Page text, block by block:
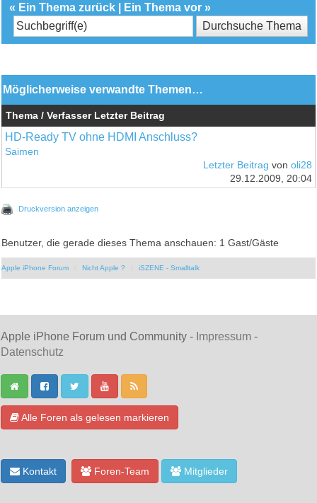
« Ein Thema zurück Ein Thema vor »
Möglicherweise verwandte Themen…
Thema / Verfasser Letzter Beitrag
HD-Ready TV ohne HDMI Anschluss?
Saimen
Letzter Beitrag von oli28
29.12.2009, 20:04
Druckversion anzeigen
Benutzer, die gerade dieses Thema anschauen: 1 Gast/Gäste
Apple iPhone Forum Nicht Apple ? iSZENE - Smalltalk
Apple iPhone Forum und Community - Impressum -
Datenschutz
Alle Foren als gelesen markieren
Kontakt Foren-Team Mitglieder